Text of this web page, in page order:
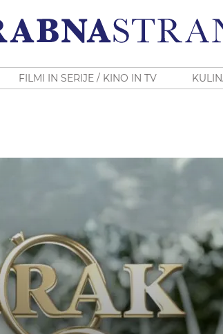
FILMI IN SERIJE / KINO IN TV